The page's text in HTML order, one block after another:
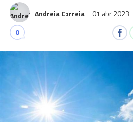
Andreia Correia 01 abr 2023
0